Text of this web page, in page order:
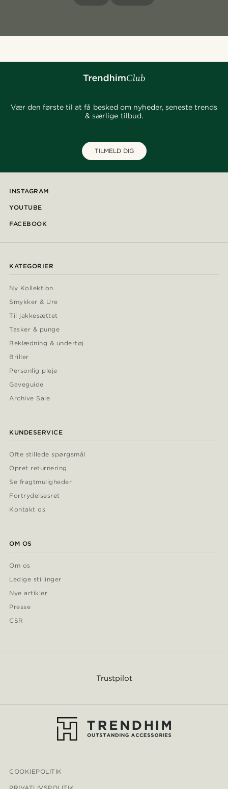
Vær den første til at få besked om nyheder, seneste trends
& særlige tilbud.
TILMELD DIG
INSTAGRAM
YOUTUBE
FACEBOOK
KATEGORIER
Ny Kollektion
Smykker & Ure
Til jakkesættet
Tasker & punge
Beklædning & undertøj
Briller
Personlig pleje
Gaveguide
Archive Sale
KUNDESERVICE
Ofte stillede spørgsmål
Opret returnering
Se fragtmuligheder
Fortrydelsesret
Kontakt os
OM OS
Om os
Ledige stillinger
Nye artikler
Presse
CSR
Trustpilot
COOKIEPOLITIK